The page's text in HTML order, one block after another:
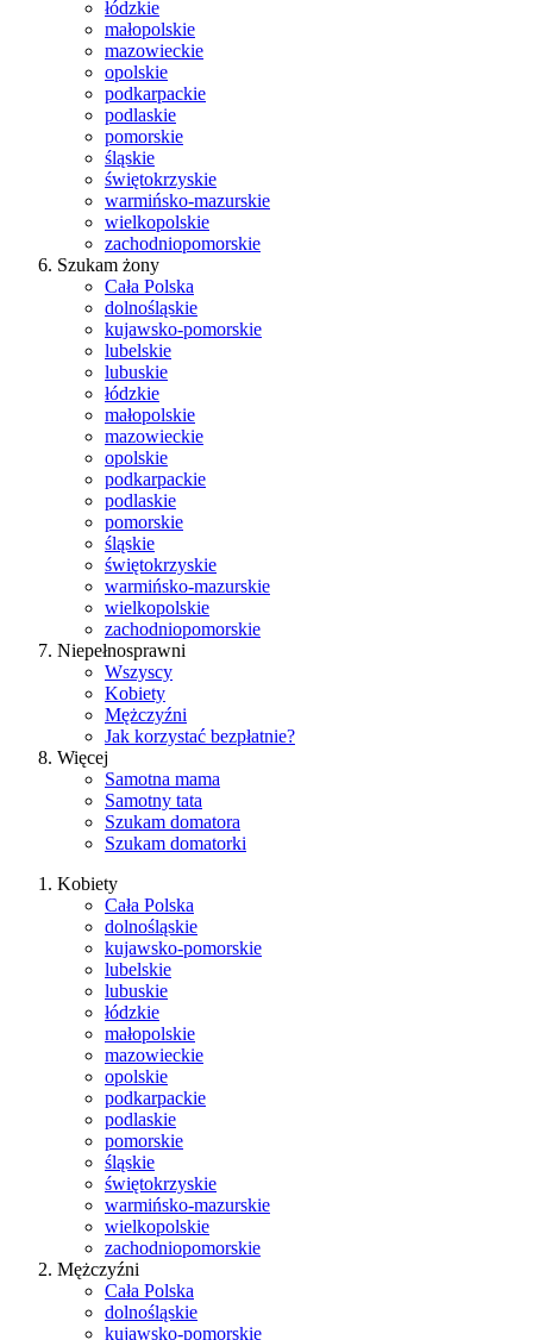
łódzkie
małopolskie
mazowieckie
opolskie
podkarpackie
podlaskie
pomorskie
śląskie
świętokrzyskie
warmińsko-mazurskie
wielkopolskie
zachodniopomorskie
Szukam żony
Cała Polska
dolnośląskie
kujawsko-pomorskie
lubelskie
lubuskie
łódzkie
małopolskie
mazowieckie
opolskie
podkarpackie
podlaskie
pomorskie
śląskie
świętokrzyskie
warmińsko-mazurskie
wielkopolskie
zachodniopomorskie
Niepełnosprawni
Wszyscy
Kobiety
Mężczyźni
Jak korzystać bezpłatnie?
Więcej
Samotna mama
Samotny tata
Szukam domatora
Szukam domatorki
Kobiety
Cała Polska
dolnośląskie
kujawsko-pomorskie
lubelskie
lubuskie
łódzkie
małopolskie
mazowieckie
opolskie
podkarpackie
podlaskie
pomorskie
śląskie
świętokrzyskie
warmińsko-mazurskie
wielkopolskie
zachodniopomorskie
Mężczyźni
Cała Polska
dolnośląskie
kujawsko-pomorskie